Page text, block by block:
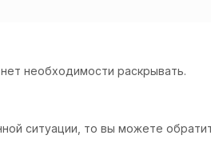
необходимости раскрывать.
ситуации, то вы можете